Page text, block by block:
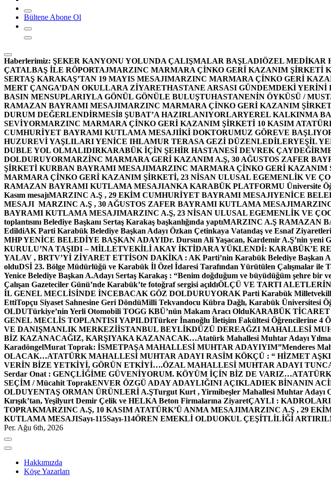
Bültene Abone Ol
Haberlerimiz: ŞEKER KANYONU YOLUNDA ÇALIŞMALAR BAŞLADIÖZEL MEDİKAR
ÇATALBAŞ İLE RÖPORTAJMARZINC MARMARA ÇİNKO GERİ KAZANIM ŞİRKETİ
SERTAŞ KARAKAŞ’TAN 19 MAYIS MESAJIMARZINC MARMARA ÇİNKO GERİ
MERT ÇANGA’DAN OKULLARA ZİYARETHASTANE ARSASI GÜNDEMDEKİ YERİNİ
BASIN MENSUPLARIYLA GÖNÜL GÖNÜLE BULUŞTUHASTANENİN ÖYKÜSÜ /
RAMAZAN BAYRAMI MESAJIMARZINC MARMARA ÇİNKO GERİ KAZANIM
DURUM DEĞERLENDİRMESİ8 ŞUBAT’A HAZIRLANIYORLARYEREL KALKINMA
SEVİYORMARZINC MARMARA ÇİNKO GERİ KAZANIM ŞİRKETİ 10 KASIM
CUMHURİYET BAYRAMI KUTLAMA MESAJIİKİ DOKTORUMUZ GÖREVE
HUZUREVİ YAŞLILARI YENİCE IHLAMUR TERASA GEZİ DÜZENLEDİLERYEŞİL
DUBLE YOL OLMALIDIRKARABÜK İÇİN ŞEHİR HASTANESİ DEVREK
DOLDURUYORMARZİNC MARMARA GERİ KAZANIM A.Ş, 30 AĞUSTOS ZAFER
ŞİRKETİ KURBAN BAYRAMI MESAJIMARZINC MARMARA ÇİNKO GERİ KAZANIM
MARMARA ÇİNKO GERİ KAZANIM ŞİRKETİ, 23 NİSAN ULUSAL EGEMENLİK VE
RAMAZAN BAYRAMI KUTLAMA MESAJIANKA KARABÜK PLATFORMU Üniversite
Kasım mesajıMARZINC A.Ş , 29 EKİM CUMHURİYET BAYRAMI MESAJIYENİCE
MESAJI MARZINC A.Ş , 30 AĞUSTOS ZAFER BAYRAMI KUTLAMA MESAJI
BAYRAMI KUTLAMA MESAJIMARZINC A.Ş, 23 NİSAN ULUSAL EGEMENLİK VE
toplantısını Belediye Başkanı Sertaş Karakaş başkanlığında yaptıMARZINC A.Ş RAMAZAN
EdildiAK Parti Karabük Belediye Başkan Adayı Özkan Çetinkaya Vatandaş ve Esnaf
MHP YENİCE BELEDİYE BAŞKAN ADAYIDr. Dursun Ali Yaşacan, Kardemir A.Ş’nin yeni
KURULU’NA TAŞIDI – MİLLETVEKİLİ AKAY İKTİDARA YÜKLENDİ: KARABÜK’E
YALAV , BRTV’Yİ ZİYARET ETTİSON DAKİKA : AK Parti’nin Karabük Belediye Başkan
olduDSİ 23. Bölge Müdürlüğü ve Karabük İl Özel İdaresi Tarafından Yürütülen Çalışmalar ile
Yenice Belediye Başkan A.Adayı Sertaş Karakaş : “Benim doğduğum ve büyüdüğüm şehre bir
Çalışan Gazeteciler Günü’nde Karabük’te fotoğraf sergisi açıldıÖLÇÜ VE TARTI
İL GENEL MECLİSİNDE İNCEBACAK GÖZ DOLDURUYORAK Parti Karabük
EttiTopçu Siyaset Sahnesine Geri DöndüMilli Tekvandocu Kübra Dağlı, Karabük Üniversitesi
OLDUTürkiye’nin Yerli Otomobili TOGG KBÜ’nün Makam Aracı OlduKARABÜK TİCARET
GENEL MECLİS TOPLANTISI YAPILDITürker İnanoğlu İletişim Fakültesi Öğrencilerine 4
VE DANIŞMANLIK MERKEZİİSTANBUL BEYLİKDÜZÜ DEREAĞZI MAHALLESİ
BİZ KAZANACAĞIZ, KARŞIYAKA KAZANACAK…Atatürk Mahallesi Muhtar Adayı
KaradöngelMurat Toprak: İSMETPAŞA MAHALLESİ MUHTAR ADAYIYIM”Menderes
OLACAK…ATATÜRK MAHALLESİ MUHTAR ADAYI RASİM KÖKÇÜ : “ HİZMET
VERİN BİZE YETKİYİ, GÖRÜN ETKİYİ….ÖZAL MAHALLESİ MUHTAR ADAYI
Serdar Onat : GENÇLİĞİME GÜVENİYORUM. KÖYÜM İÇİN BİZ DE VARIZ…
SEÇİM / Mücahit ToprakENVER ÖZGÜ ADAY ADAYLIĞINI AÇIKLADIEK BİNANIN
OLDUYENTAŞ ORMAN ÜRÜNLERİ A.ŞTurgut Kurt , Yirmibeşler Mahallesi Muhtar Adayı
Kırışık’tan, Yeşilyurt Demir Çelik ve HELKA Beton Firmalarına ZiyaretÇAYLI :
TOPRAKMARZINC A.Ş, 10 KASIM ATATÜRK’Ü ANMA MESAJIMARZINC A.Ş , 29
KUTLAMA MESAJISayı-115Sayı-114ÖREN EMEKLİ OLDUOKUL ÇEŞİTLİLİĞİ
Per. Ağu 6th, 2026
Hakkımızda
Köşe Yazarları